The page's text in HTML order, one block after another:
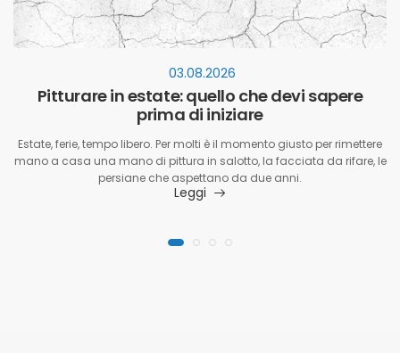
03.08.2026
Pitturare in estate: quello che devi sapere
prima di iniziare
Estate, ferie, tempo libero. Per molti è il momento giusto per rimettere
mano a casa una mano di pittura in salotto, la facciata da rifare, le
persiane che aspettano da due anni.
Leggi